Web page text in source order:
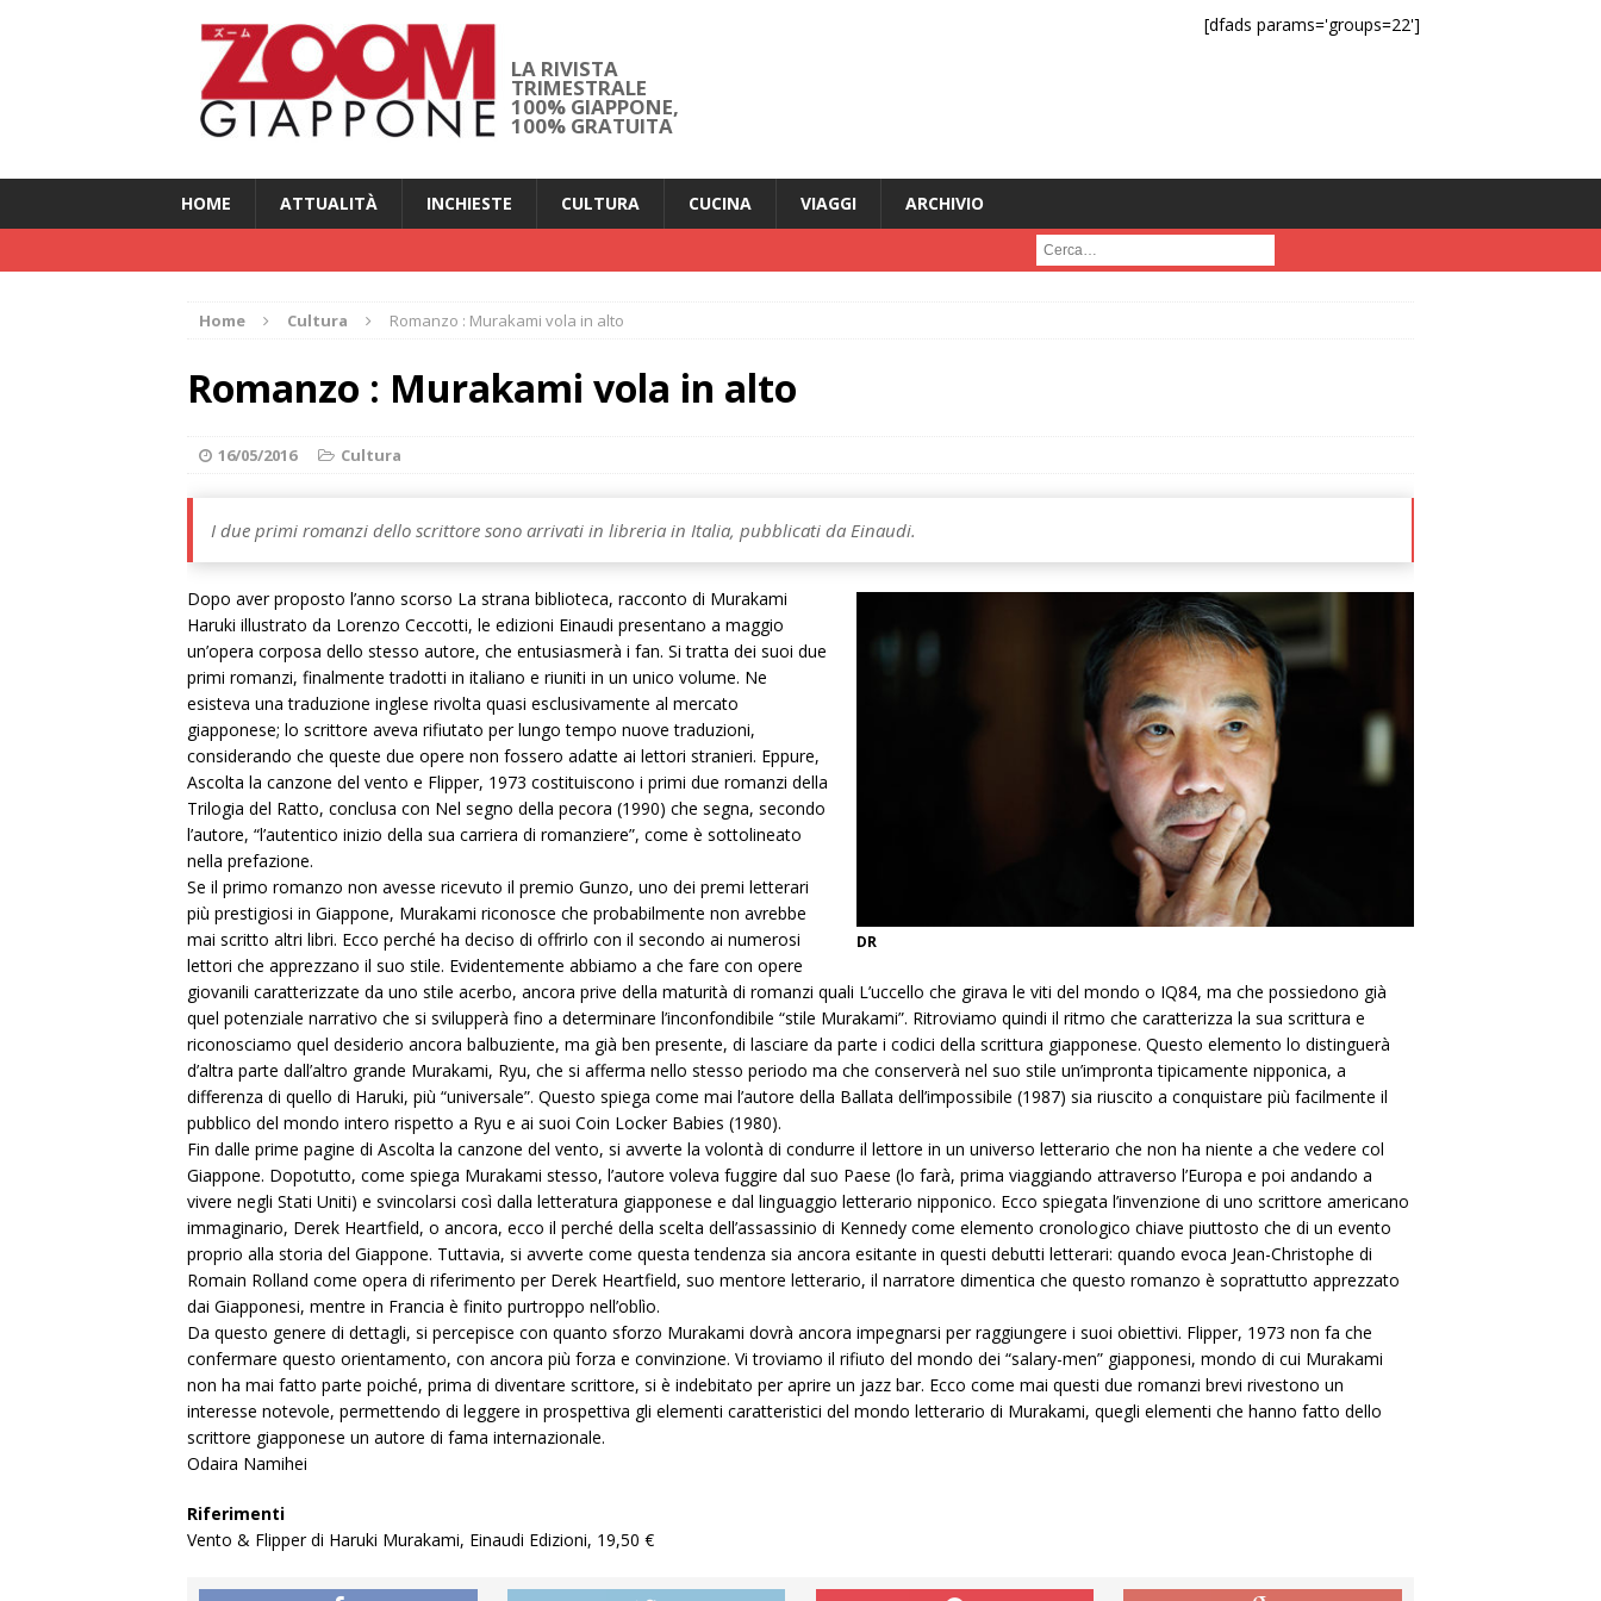
LA RIVISTA
TRIMESTRALE
100% GIAPPONE,
100% GRATUITA
[dfads params='groups=22']
HOME ATTUALITÀ INCHIESTE CULTURA CUCINA VIAGGI
ARCHIVIO
Cerca :
Home Cultura Romanzo : Murakami vola in alto
Romanzo : Murakami vola in alto
16/05/2016 Cultura
I due primi romanzi dello scrittore sono arrivati in libreria in Italia, pubblicati da Einaudi.
DR
Dopo aver proposto l’anno scorso La strana biblioteca, racconto di Murakami
Haruki illustrato da Lorenzo Ceccotti, le edizioni Einaudi presentano a maggio
un’opera corposa dello stesso autore, che entusiasmerà i fan. Si tratta dei suoi due
primi romanzi, finalmente tradotti in italiano e riuniti in un unico volume. Ne
esisteva una traduzione inglese rivolta quasi esclusivamente al mercato
giapponese; lo scrittore aveva rifiutato per lungo tempo nuove traduzioni,
considerando che queste due opere non fossero adatte ai lettori stranieri. Eppure,
Ascolta la canzone del vento e Flipper, 1973 costituiscono i primi due romanzi della
Trilogia del Ratto, conclusa con Nel segno della pecora (1990) che segna, secondo
l’autore, “l’autentico inizio della sua carriera di romanziere”, come è sottolineato
nella prefazione.
Se il primo romanzo non avesse ricevuto il premio Gunzo, uno dei premi letterari
più prestigiosi in Giappone, Murakami riconosce che probabilmente non avrebbe
mai scritto altri libri. Ecco perché ha deciso di offrirlo con il secondo ai numerosi
lettori che apprezzano il suo stile. Evidentemente abbiamo a che fare con opere
giovanili caratterizzate da uno stile acerbo, ancora prive della maturità di romanzi quali L’uccello che girava le viti del mondo o IQ84, ma che possiedono già
quel potenziale narrativo che si svilupperà fino a determinare l’inconfondibile “stile Murakami”. Ritroviamo quindi il ritmo che caratterizza la sua scrittura e
riconosciamo quel desiderio ancora balbuziente, ma già ben presente, di lasciare da parte i codici della scrittura giapponese. Questo elemento lo distinguerà
d’altra parte dall’altro grande Murakami, Ryu, che si afferma nello stesso periodo ma che conserverà nel suo stile un’impronta tipicamente nipponica, a
differenza di quello di Haruki, più “universale”. Questo spiega come mai l’autore della Ballata dell’impossibile (1987) sia riuscito a conquistare più facilmente il
pubblico del mondo intero rispetto a Ryu e ai suoi Coin Locker Babies (1980).
Fin dalle prime pagine di Ascolta la canzone del vento, si avverte la volontà di condurre il lettore in un universo letterario che non ha niente a che vedere col
Giappone. Dopotutto, come spiega Murakami stesso, l’autore voleva fuggire dal suo Paese (lo farà, prima viaggiando attraverso l’Europa e poi andando a
vivere negli Stati Uniti) e svincolarsi così dalla letteratura giapponese e dal linguaggio letterario nipponico. Ecco spiegata l’invenzione di uno scrittore americano
immaginario, Derek Heartfield, o ancora, ecco il perché della scelta dell’assassinio di Kennedy come elemento cronologico chiave piuttosto che di un evento
proprio alla storia del Giappone. Tuttavia, si avverte come questa tendenza sia ancora esitante in questi debutti letterari: quando evoca Jean-Christophe di
Romain Rolland come opera di riferimento per Derek Heartfield, suo mentore letterario, il narratore dimentica che questo romanzo è soprattutto apprezzato
dai Giapponesi, mentre in Francia è finito purtroppo nell’oblìo.
Da questo genere di dettagli, si percepisce con quanto sforzo Murakami dovrà ancora impegnarsi per raggiungere i suoi obiettivi. Flipper, 1973 non fa che
confermare questo orientamento, con ancora più forza e convinzione. Vi troviamo il rifiuto del mondo dei “salary-men” giapponesi, mondo di cui Murakami
non ha mai fatto parte poiché, prima di diventare scrittore, si è indebitato per aprire un jazz bar. Ecco come mai questi due romanzi brevi rivestono un
interesse notevole, permettendo di leggere in prospettiva gli elementi caratteristici del mondo letterario di Murakami, quegli elementi che hanno fatto dello
scrittore giapponese un autore di fama internazionale.
Odaira Namihei
Riferimenti
Vento & Flipper di Haruki Murakami, Einaudi Edizioni, 19,50 €